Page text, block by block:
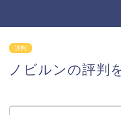
評判
ノビルンの評判